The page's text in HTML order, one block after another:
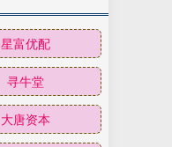
星富优配
寻牛堂
大唐资本